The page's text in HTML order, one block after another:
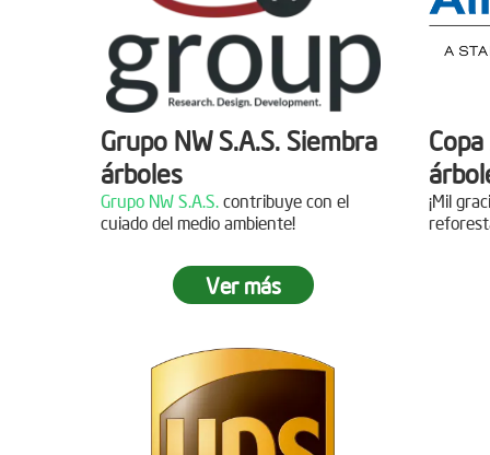
Grupo NW S.A.S. Siembra
árboles
Grupo NW S.A.S. contribuye con el
cuiado del medio ambiente!
Jornada de reforestación
05 de Abril de 2019
Asistentes:
15 personas
Ver más
¡Mil